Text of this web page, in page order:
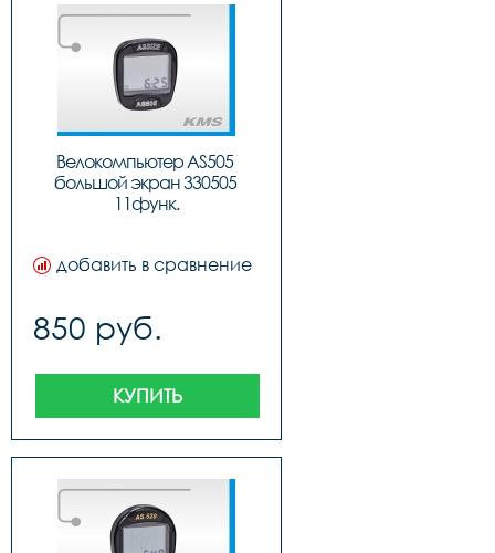
Велокомпьютер AS505
большой экран 330505
11функ.
добавить в сравнение
850 руб.
КУПИТЬ